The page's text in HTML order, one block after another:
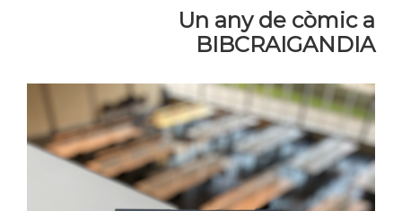
Un any de còmic a
BIBCRAIGANDIA